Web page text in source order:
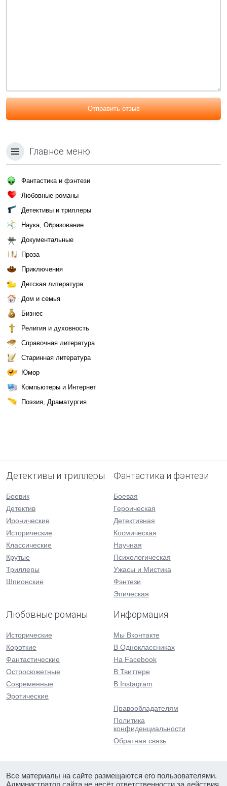
Отправить отзыв
Главное меню
Фантастика и фэнтези
Любовные романы
Детективы и триллеры
Наука, Образование
Документальные
Проза
Приключения
Детская литература
Дом и семья
Бизнес
Религия и духовность
Справочная литература
Старинная литература
Юмор
Компьютеры и Интернет
Поэзия, Драматургия
Детективы и триллеры
Боевик
Детектив
Иронические
Исторические
Классические
Крутые
Триллеры
Шпионские
Фантастика и фэнтези
Боевая
Героическая
Детективная
Космическая
Научная
Психологическая
Ужасы и Мистика
Фэнтези
Эпическая
Любовные романы
Исторические
Короткие
Фантастические
Остросюжетные
Современные
Эротические
Информация
Мы Вконтакте
В Одноклассниках
На Facebook
В Твиттере
В Instagram
Правообладателям
Политика
конфиденциальности
Обратная связь
Все материалы на сайте размещаются его пользователями.
Администратор сайта не несёт ответственности за действия